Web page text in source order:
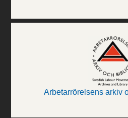
Arbetarrörelsens arkiv